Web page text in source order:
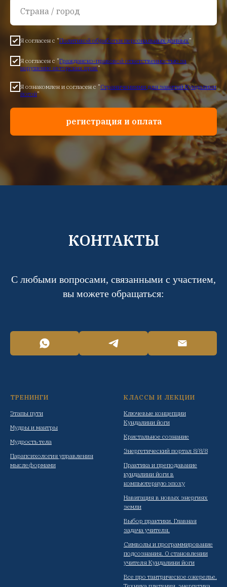
Я согласен с "Политикой обработки персональных данных"
Я согласен с "Гражданско-правовой ответственностью за
нарушение авторских прав"
Я ознакомлен и согласен с "Ограничениями для занятий Кундалини
йогой"
регистрация и оплата
КОНТАКТЫ
С любыми вопросами, связанными с участием,
вы можете обращаться:
ТРЕНИНГИ
Этапы пути
Мудры и мантры
Мудрость тела
Парапсихология управления
мыслеформами
КЛАССЫ И ЛЕКЦИИ
Ключевые концепции
Кундалини йоги
Кристальное сознание
Энергетический портал 8/8/8
Практика и преподавание
кундалини йоги в
компьютерную эпоху
Навигация в новых энергиях
земли
Выбор практики. Главная
задача учителя.
Символы и программирование
подсознания. О становлении
учителя Кундалини йоги
Все про тантрическое ожерелье.